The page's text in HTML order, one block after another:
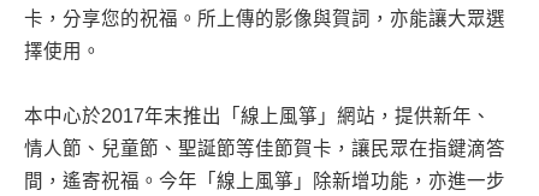
卡，分享您的祝福。所上傳的影像與賀詞，亦能讓大眾選
擇使用。
本中心於2017年末推出「線上風箏」網站，提供新年、
情人節、兒童節、聖誕節等佳節賀卡，讓民眾在指鍵滴答
間，遙寄祝福。今年「線上風箏」除新增功能，亦進一步